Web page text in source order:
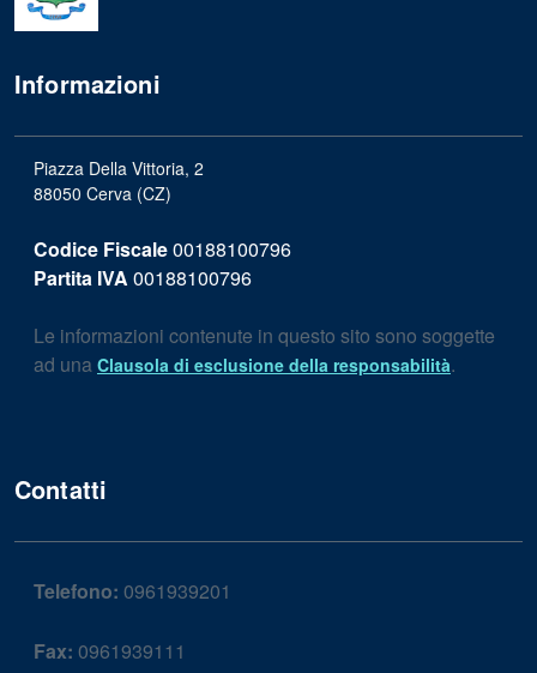
Informazioni
Piazza Della Vittoria, 2
88050 Cerva (CZ)
Codice Fiscale00188100796
Partita IVA 00188100796
Le informazioni contenute in questo sito sono soggette
ad una Clausola di esclusione della responsabilità.
Contatti
Telefono: 0961939201
Fax: 0961939111